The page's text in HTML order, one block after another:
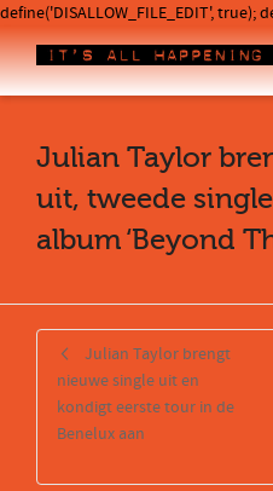
define('DISALLOW_FILE_EDIT', true);
Julian Taylor
uit, tweede
album ‘Beyond
Julian Taylor brengt
nieuwe single uit en
kondigt eerste tour in de
Benelux aan